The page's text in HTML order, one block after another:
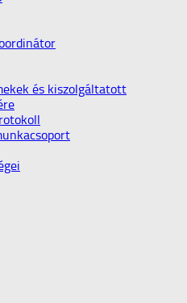
és kiszolgáltatott